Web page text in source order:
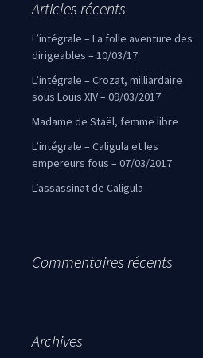
Articles récents
L’intégrale – La folle aventure des
dirigeables – 10/03/17
L’intégrale – Crozat, milliardaire
sous Louis XIV – 09/03/2017
Madame de Staël, femme libre
L’intégrale – Caligula et les
empereurs fous – 07/03/2017
L’assassinat de Caligula
Commentaires récents
Archives